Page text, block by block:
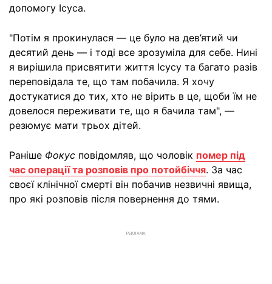
допомогу Ісуса.
"Потім я прокинулася — це було на дев’ятий чи
десятий день — і тоді все зрозуміла для себе. Нині
я вирішила присвятити життя Ісусу та багато разів
переповідала те, що там побачила. Я хочу
достукатися до тих, хто не вірить в це, щоби їм не
довелося переживати те, що я бачила там", —
резюмує мати трьох дітей.
Раніше Фокус повідомляв, що чоловік помер під
час операції та розповів про потойбіччя. За час
своєї клінічної смерті він побачив незвичні явища,
про які розповів після повернення до тями.
РЕКЛАМА